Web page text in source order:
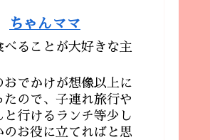
ちゃんママ
べることが大好きな主
おでかけが想像以上に
たので、子連れ旅行や
と行けるランチ等少し
のお役に立てればと思